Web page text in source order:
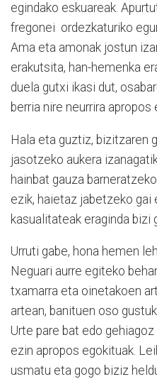
egindako eskuareak.
fregonei ordezkaturiko
Ama eta amonak jostun
erakutsita, han-hemenka
duela gutxi ikasi dut,
berria nire neurrira
Hala eta guztiz, bizitzaren
jasotzeko aukera
hainbat gauza
ezik, haietaz jabetzeko gai
kasualitateak eraginda bizi
Urruti gabe, hona hemen
Neguari aurre egiteko
txamarra eta oinetakoen
artean, banituen oso
Urte pare bat edo
ezin apropos egokituak.
usmatu eta gogo biziz